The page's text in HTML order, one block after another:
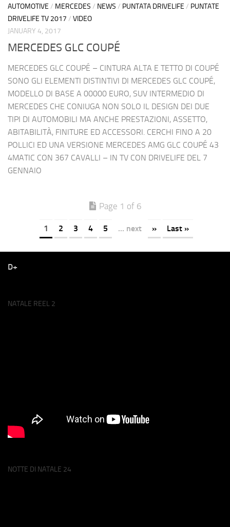
AUTOMOTIVE / MERCEDES / NEWS / PUNTATA DRIVELIFE / PUNTATE
DRIVELIFE TV 2017 / VIDEO
JANUARY 4, 2017
MERCEDES GLC COUPÉ
MERCEDES GLC COUPÉ – CINTURA ALTA E TETTO DI COUPÉ
SONO GLI ELEMENTI DISTINTIVI DI MERCEDES GLC COUPÉ,
MODELLO DI BASE A 00000 EURO, SUV INTERMEDIO DI
MERCEDES CHE CONIUGA NON SOLO IL DESIGN DEI DUE
TIPI DI AUTOMOBILI MA ANCHE PRESTAZIONI, ASSETTO,
ABITABILITÀ, FINITURE ED ACCESSORI. CERCHI FINO A 20
POLLICI ED UNA VERSIONE MERCEDES AMG GLC COUPÉ 43
4MATIC CON 367 CAVALLI – IN TV CON DRIVELIFE DEL 7
GENNAIO
Page 1 of 6
1 2 3 4 5 ... next » Last »
D+
NATALE REEL 2
NOTTE DI NATALE 24